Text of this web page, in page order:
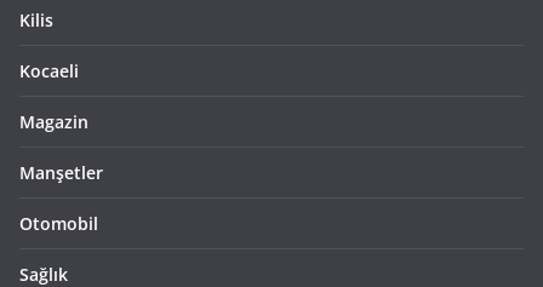
Kilis
Kocaeli
Magazin
Manşetler
Otomobil
Sağlık